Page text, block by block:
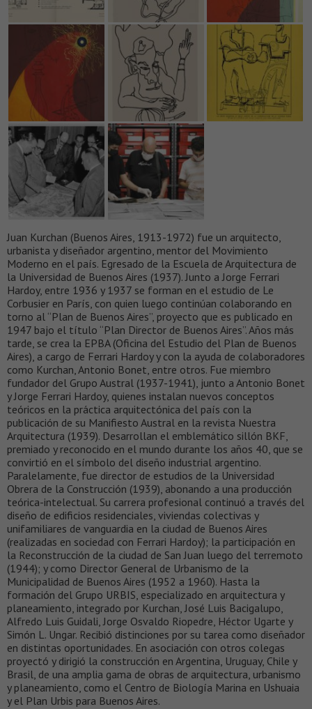
Juan Kurchan (Buenos Aires, 1913-1972) fue un arquitecto,
urbanista y diseñador argentino, mentor del Movimiento
Moderno en el país. Egresado de la Escuela de Arquitectura de
la Universidad de Buenos Aires (1937). Junto a Jorge Ferrari
Hardoy, entre 1936 y 1937 se forman en el estudio de Le
Corbusier en París, con quien luego continúan colaborando en
torno al “Plan de Buenos Aires”, proyecto que es publicado en
1947 bajo el título “Plan Director de Buenos Aires”. Años más
tarde, se crea la EPBA (Oficina del Estudio del Plan de Buenos
Aires), a cargo de Ferrari Hardoy y con la ayuda de colaboradores
como Kurchan, Antonio Bonet, entre otros. Fue miembro
fundador del Grupo Austral (1937-1941), junto a Antonio Bonet
y Jorge Ferrari Hardoy, quienes instalan nuevos conceptos
teóricos en la práctica arquitectónica del país con la
publicación de su Manifiesto Austral en la revista Nuestra
Arquitectura (1939). Desarrollan el emblemático sillón BKF,
premiado y reconocido en el mundo durante los años 40, que se
convirtió en el símbolo del diseño industrial argentino.
Paralelamente, fue director de estudios de la Universidad
Obrera de la Construcción (1939), abonando a una producción
teórica-intelectual. Su carrera profesional continuó a través del
diseño de edificios residenciales, viviendas colectivas y
unifamiliares de vanguardia en la ciudad de Buenos Aires
(realizadas en sociedad con Ferrari Hardoy); la participación en
la Reconstrucción de la ciudad de San Juan luego del terremoto
(1944); y como Director General de Urbanismo de la
Municipalidad de Buenos Aires (1952 a 1960). Hasta la
formación del Grupo URBIS, especializado en arquitectura y
planeamiento, integrado por Kurchan, José Luis Bacigalupo,
Alfredo Luis Guidali, Jorge Osvaldo Riopedre, Héctor Ugarte y
Simón L. Ungar. Recibió distinciones por su tarea como diseñador
en distintas oportunidades. En asociación con otros colegas
proyectó y dirigió la construcción en Argentina, Uruguay, Chile y
Brasil, de una amplia gama de obras de arquitectura, urbanismo
y planeamiento, como el Centro de Biología Marina en Ushuaia
y el Plan Urbis para Buenos Aires.